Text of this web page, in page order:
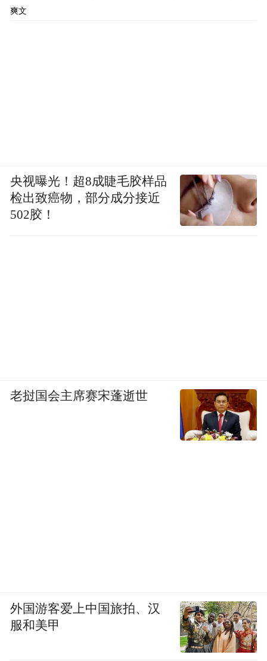
爽文
央视曝光！超8成睫毛胶样品
检出致癌物，部分成分接近
502胶！
老挝国会主席赛宋蓬逝世
外国游客爱上中国旅拍、汉
服和美甲